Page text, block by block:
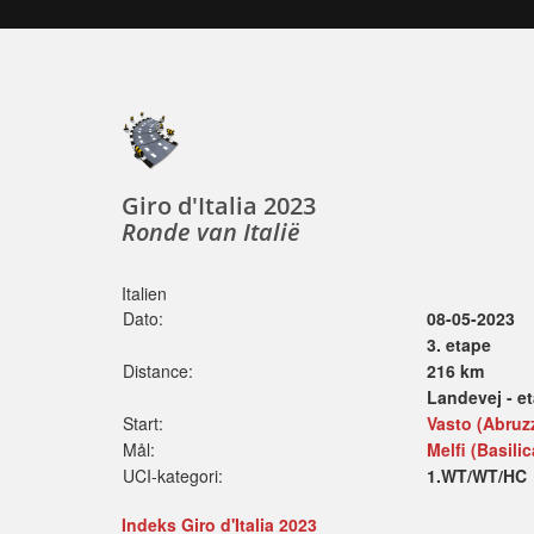
Giro d'Italia 2023
Ronde van Italië
Italien
Dato:
08-05-2023
3. etape
Distance:
216 km
Landevej -
Start:
Vasto
Mål:
Melfi
UCI-kategori:
1.WT/WT/HC
Indeks Giro d'Italia 2023